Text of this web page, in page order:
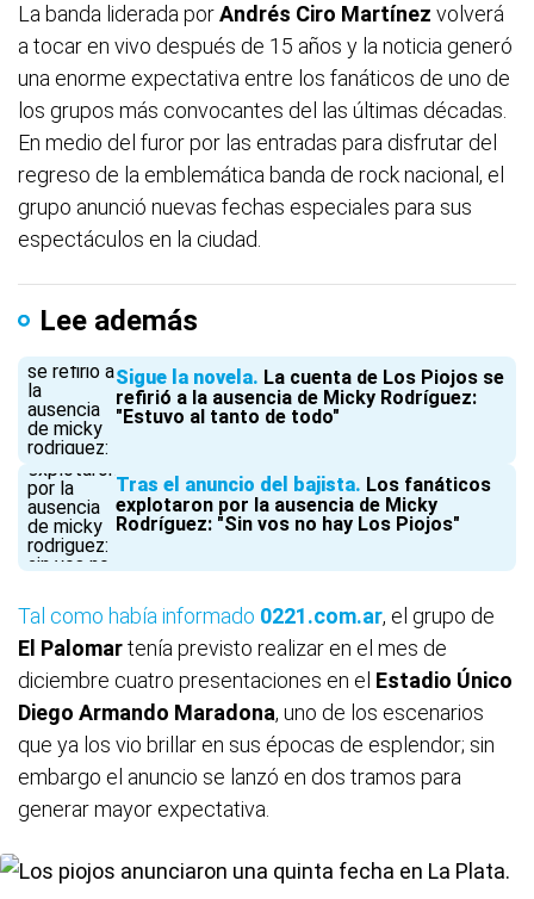
La banda liderada porAndrés Ciro Martínez volverá
a tocar en vivo después de 15 años y la noticia generó
una enorme expectativa entre los fanáticos de uno de
los grupos más convocantes del las últimas décadas.
En medio del furor por las entradas para disfrutar del
regreso de la emblemática banda de rock nacional, el
grupo anunció nuevas fechas especiales para sus
espectáculos en la ciudad.
Lee además
Sigue la novela La cuenta de Los Piojos se
refirió a la ausencia de Micky Rodríguez:
"Estuvo al tanto de todo"
Tras el anuncio del bajista Los fanáticos
explotaron por la ausencia de Micky
Rodríguez: "Sin vos no hay Los Piojos"
Tal como había informado 0221.com.ar, el grupo de
El Palomartenía previsto realizar en el mes de
diciembre cuatro presentaciones en el Estadio Único
Diego Armando Maradona, uno de los escenarios
que ya los vio brillar en sus épocas de esplendor; sin
embargo el anuncio se lanzó en dos tramos para
generar mayor expectativa.